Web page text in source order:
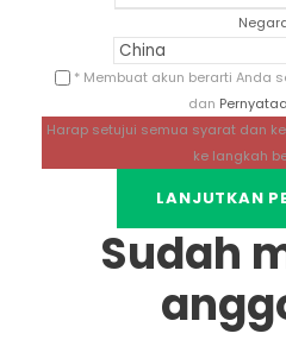
* Membuat akun berarti Anda
dan
Harap setujui semua syarat dan
ke langkah
Sudah